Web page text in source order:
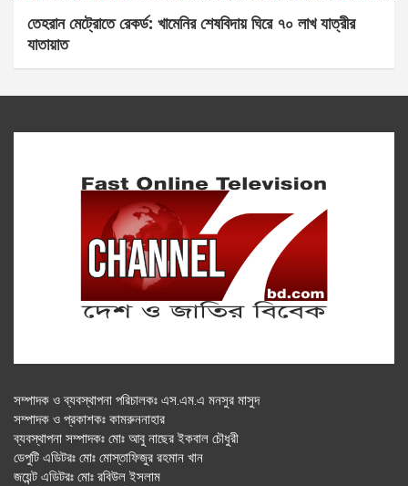
তেহরান মেট্রোতে রেকর্ড: খামেনির শেষবিদায় ঘিরে ৭০ লাখ যাত্রীর
যাতায়াত
সম্পাদক ও ব্যবস্থাপনা পরিচালকঃ এস.এম.এ মনসুর মাসুদ
সম্পাদক ও প্রকাশকঃ কামরুননাহার
ব্যবস্থাপনা সম্পাদকঃ মোঃ আবু নাছের ইকবাল চৌধুরী
ডেপুটি এডিটরঃ মোঃ মোস্তাফিজুর রহমান খান
জয়েন্ট এডিটরঃ মোঃ রবিউল ইসলাম